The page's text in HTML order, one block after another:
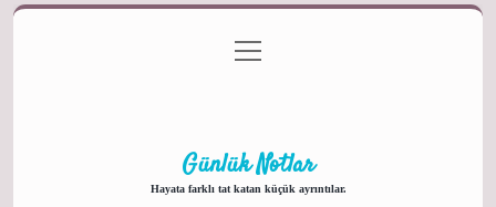
Gizlilik Politikası
menüyü
aç
Günlük Notlar
Hayata farklı tat katan küçük ayrıntılar.